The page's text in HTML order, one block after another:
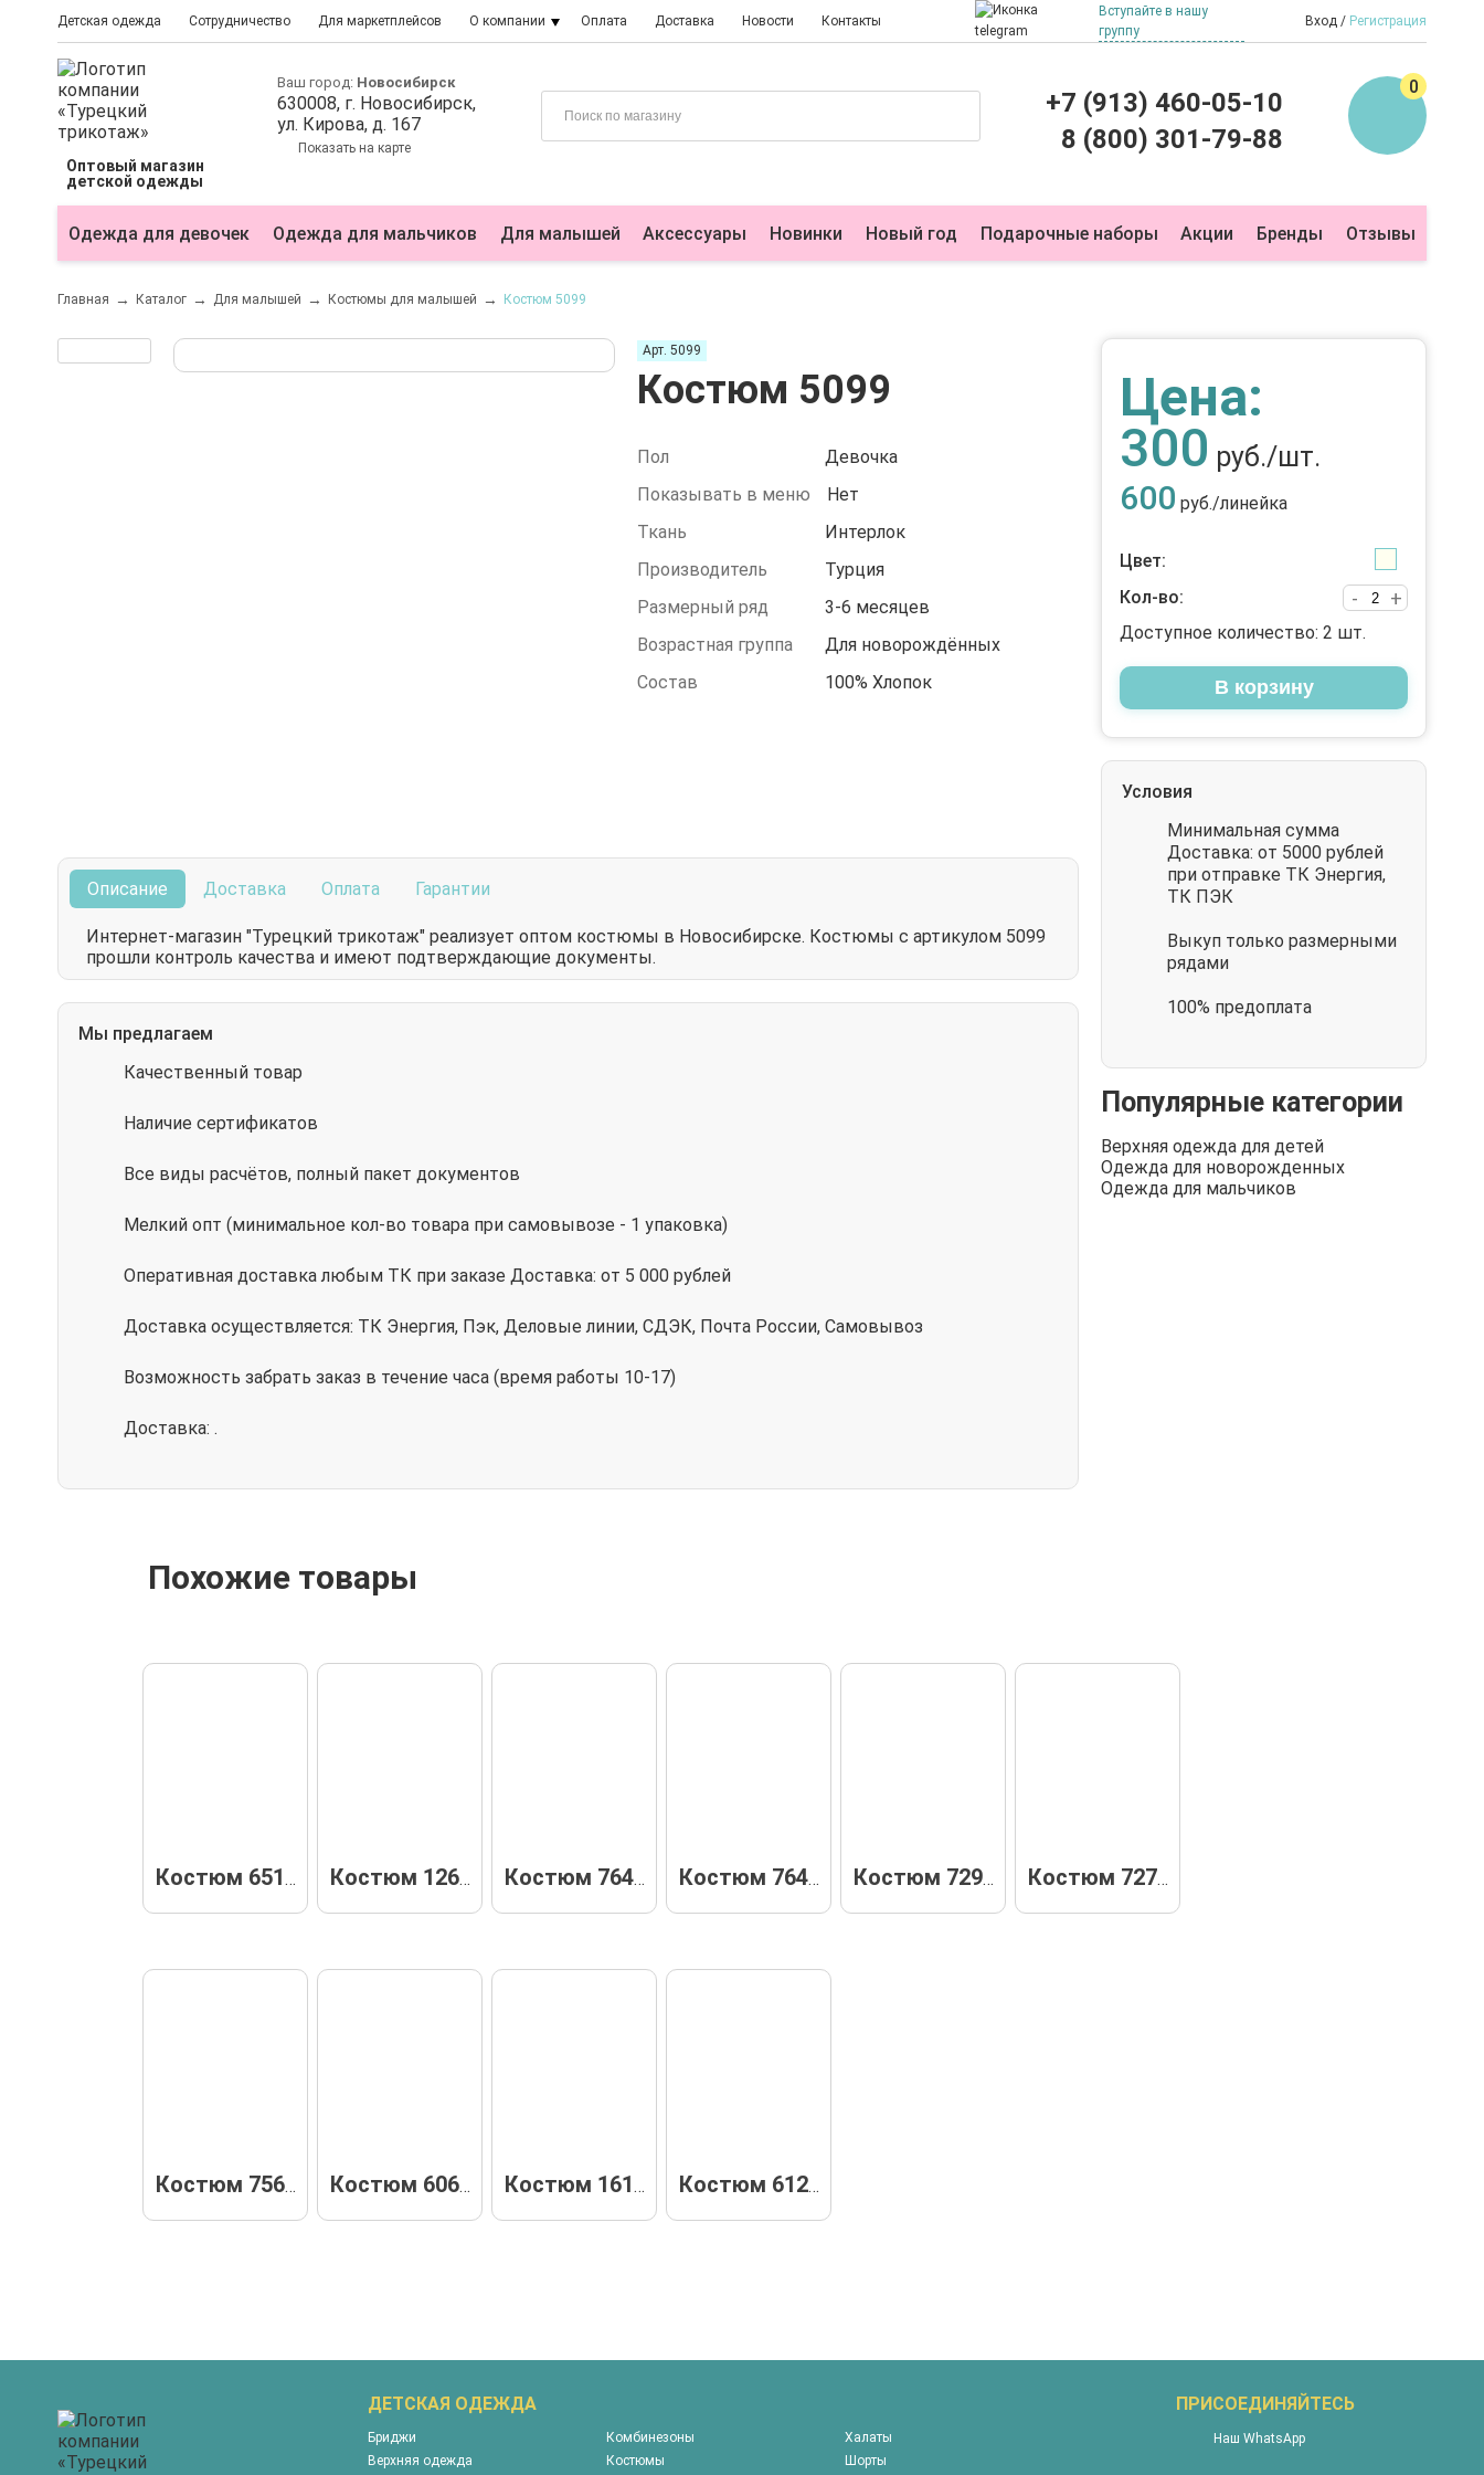
Детская одежда Сотрудничество Для маркетплейсов О компании Оплата Доставка Новости Контакты
Вступайте в нашу
группу
Вход Регистрация
Оптовый магазин
детской одежды
Ваш город: Новосибирск
630008, г. Новосибирск,
ул. Кирова, д. 167
Показать на карте
+7 (913) 460-05-10
8 (800) 301-79-88
0
Одежда для девочек Одежда для мальчиков Для малышей Аксессуары Новинки Новый год Подарочные наборы Акции Бренды Отзывы
Главная Каталог Для малышей Костюмы для малышей Костюм 5099
Арт. 5099
Костюм 5099
Пол
Девочка
Показывать в меню
Нет
Ткань
Интерлок
Производитель
Турция
Размерный ряд
3-6 месяцев
Возрастная группа
Для новорождённых
Состав
100% Хлопок
Цена:
300 руб./шт.
600 руб./линейка
Цвет:
Кол-во:
+
-
Доступное количество: 2 шт.
В корзину
Условия
Минимальная сумма
Доставка: от 5000 рублей
при отправке ТК Энергия,
ТК ПЭК
Выкуп только размерными
рядами
100% предоплата
Популярные категории
Верхняя одежда для детей
Одежда для новорожденных
Одежда для мальчиков
Описание Доставка Оплата Гарантии
Интернет-магазин "Турецкий трикотаж" реализует оптом костюмы в Новосибирске. Костюмы с артикулом 5099
прошли контроль качества и имеют подтверждающие документы.
Мы предлагаем
Качественный товар
Наличие сертификатов
Все виды расчётов, полный пакет документов
Мелкий опт (минимальное кол-во товара при самовывозе - 1 упаковка)
Оперативная доставка любым ТК при заказе Доставка: от 5 000 рублей
Доставка осуществляется: ТК Энергия, Пэк, Деловые линии, СДЭК, Почта России, Самовывоз
Возможность забрать заказ в течение часа (время работы 10-17)
Доставка: .
Похожие товары
Костюм 65129 Костюм 12614 Костюм 76425 Костюм 76426 Костюм 72948 Костюм 72758
Костюм 75680 Костюм 60687 Костюм 16138 Костюм 61262
ДЕТСКАЯ ОДЕЖДА
Бриджи
Верхняя одежда
Комбинезоны
Костюмы
Халаты
Шорты
ПРИСОЕДИНЯЙТЕСЬ
Наш WhatsApp